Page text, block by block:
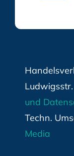
und
Techn.
Media